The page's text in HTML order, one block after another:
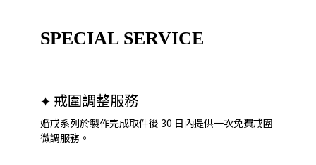
SPECIAL SERVICE
────────────────
✦ 戒圍調整服務
婚戒系列於製作完成取件後 30 日內提供一次免費戒圍
微調服務。